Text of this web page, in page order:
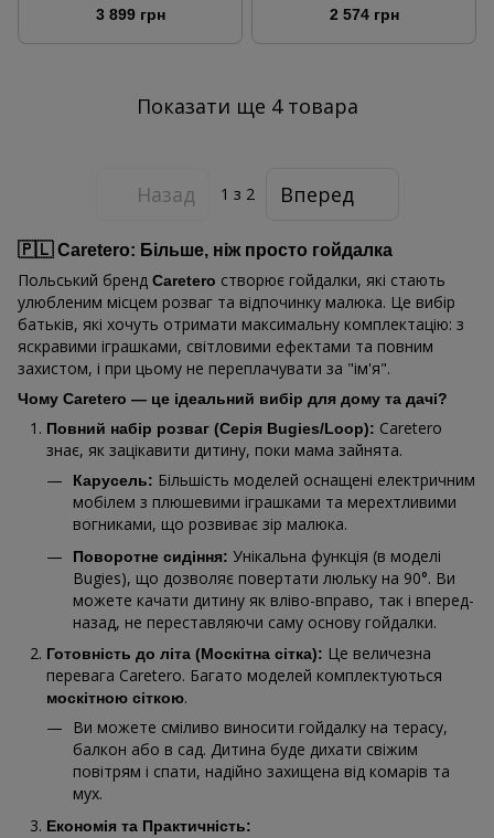
3 899 грн 2 574 грн
Показати ще 4 товара
Назад 1 з 2 Вперед
🇵🇱 Caretero: Більше, ніж просто гойдалка
Польський бренд Caretero створює гойдалки, які стають
улюбленим місцем розваг та відпочинку малюка. Це вибір
батьків, які хочуть отримати максимальну комплектацію: з
яскравими іграшками, світловими ефектами та повним
захистом, і при цьому не переплачувати за "ім'я".
Чому Caretero — це ідеальний вибір для дому та дачі?
Повний набір розваг (Серія Bugies/Loop): Caretero
знає, як зацікавити дитину, поки мама зайнята.
Карусель: Більшість моделей оснащені електричним
мобілем з плюшевими іграшками та мерехтливими
вогниками, що розвиває зір малюка.
Поворотне сидіння: Унікальна функція (в моделі
Bugies), що дозволяє повертати люльку на 90°. Ви
можете качати дитину як вліво-вправо, так і вперед-
назад, не переставляючи саму основу гойдалки.
Готовність до літа (Москітна сітка): Це величезна
перевага Caretero. Багато моделей комплектуються
москітною сіткою.
Ви можете сміливо виносити гойдалку на терасу,
балкон або в сад. Дитина буде дихати свіжим
повітрям і спати, надійно захищена від комарів та
мух.
Економія та Практичність: